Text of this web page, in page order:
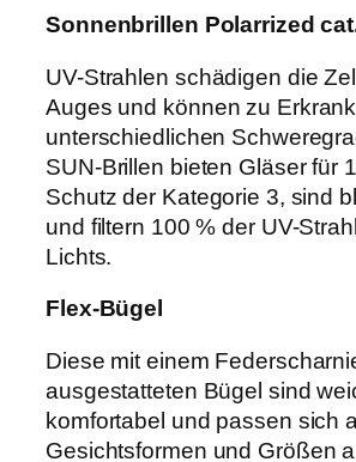
p
o
a
r
s
i
e
r
t
M
n
e
Sonnenbrillen Polarrized
UV-Strahlen schädigen die
Auges und können zu
unterschiedlichen
SUN-Brillen bieten Gläser für
Schutz der Kategorie 3, sind
und filtern 100 % der UV-
Lichts.
Flex-Bügel
Diese mit einem
ausgestatteten Bügel sind
komfortabel und passen sich
Gesichtsformen und Größen